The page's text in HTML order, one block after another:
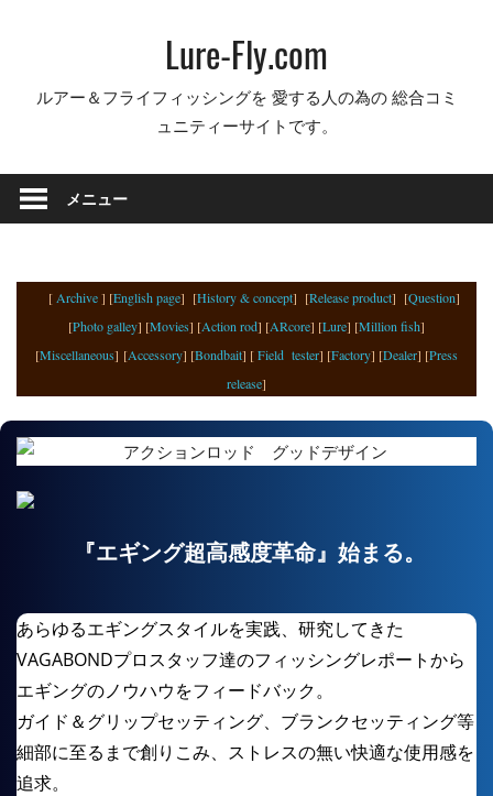
Lure-Fly.com
ルアー＆フライフィッシングを 愛する人の為の 総合コミ
ュニティーサイトです。
メニュー
[ Archive] [English page] [History & concept] [Release product] [Question]
[Photo galley] [Movies] [Action rod] [ARcore] [Lure] [Million fish]
[Miscellaneous] [Accessory] [Bondbait] [Field tester] [Factory] [Dealer] [Press
release]
『エギング超高感度革命』始まる。
あらゆるエギングスタイルを実践、研究してきた
VAGABONDプロスタッフ達のフィッシングレポートから
エギングのノウハウをフィードバック。
ガイド＆グリップセッティング、ブランクセッティング等
細部に至るまで創りこみ、ストレスの無い快適な使用感を
追求。